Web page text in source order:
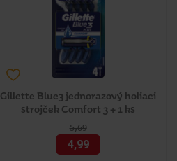
Gillette Blue3 jednorazový holiaci
strojček Comfort 3 + 1 ks
5,69
4,99